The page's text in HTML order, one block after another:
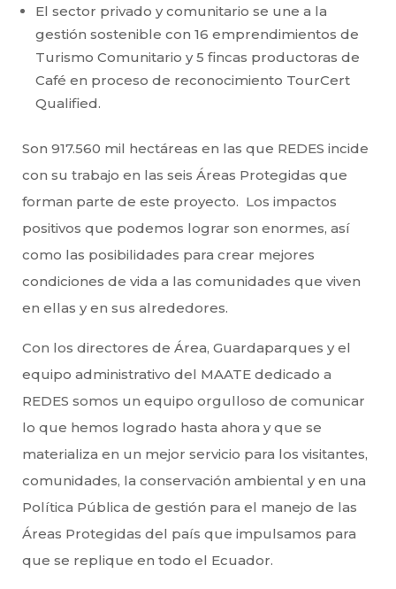
El sector privado y comunitario se une a la
gestión sostenible con 16 emprendimientos de
Turismo Comunitario y 5 fincas productoras de
Café en proceso de reconocimiento TourCert
Qualified.
Son 917.560 mil hectáreas en las que REDES incide
con su trabajo en las seis Áreas Protegidas que
forman parte de este proyecto. Los impactos
positivos que podemos lograr son enormes, así
como las posibilidades para crear mejores
condiciones de vida a las comunidades que viven
en ellas y en sus alrededores.
Con los directores de Área, Guardaparques y el
equipo administrativo del MAATE dedicado a
REDES somos un equipo orgulloso de comunicar
lo que hemos logrado hasta ahora y que se
materializa en un mejor servicio para los visitantes,
comunidades, la conservación ambiental y en una
Política Pública de gestión para el manejo de las
Áreas Protegidas del país que impulsamos para
que se replique en todo el Ecuador.